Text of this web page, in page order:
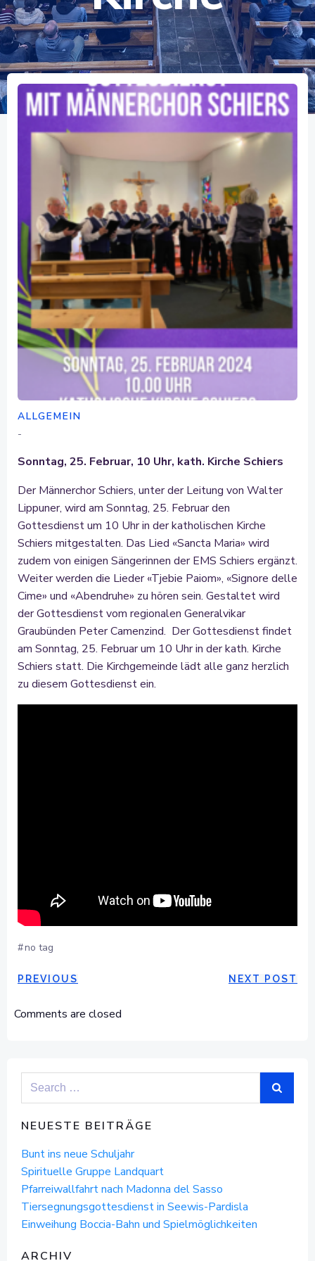
ALLGEMEIN
-
Sonntag, 25. Februar, 10 Uhr, kath. Kirche Schiers
Der Männerchor Schiers, unter der Leitung von Walter
Lippuner, wird am Sonntag, 25. Februar den
Gottesdienst um 10 Uhr in der katholischen Kirche
Schiers mitgestalten. Das Lied «Sancta Maria» wird
zudem von einigen Sängerinnen der EMS Schiers ergänzt.
Weiter werden die Lieder «Tjebie Paiom», «Signore delle
Cime» und «Abendruhe» zu hören sein. Gestaltet wird
der Gottesdienst vom regionalen Generalvikar
Graubünden Peter Camenzind. Der Gottesdienst findet
am Sonntag, 25. Februar um 10 Uhr in der kath. Kirche
Schiers statt. Die Kirchgemeinde lädt alle ganz herzlich
zu diesem Gottesdienst ein.
#no tag
POST
NAVIGATION
PREVIOUS
POSTNEXT POST
Comments are closed
Search
NEUESTE BEITRÄGE
Bunt ins neue Schuljahr
Spirituelle Gruppe Landquart
Pfarreiwallfahrt nach Madonna del Sasso
Tiersegnungsgottesdienst in Seewis-Pardisla
Einweihung Boccia-Bahn und Spielmöglichkeiten
ARCHIV